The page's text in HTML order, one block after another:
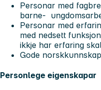
Personar med
barne-
Personar med
med nedsett
ikkje har erfaring
Gode
Personlege eigenskapar